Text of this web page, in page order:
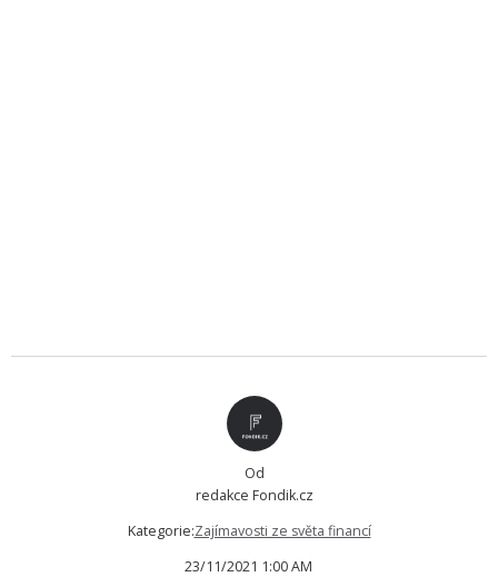
Od
redakce Fondik.cz
Kategorie:Zajímavosti ze světa financí
23/11/2021 1:00 AM